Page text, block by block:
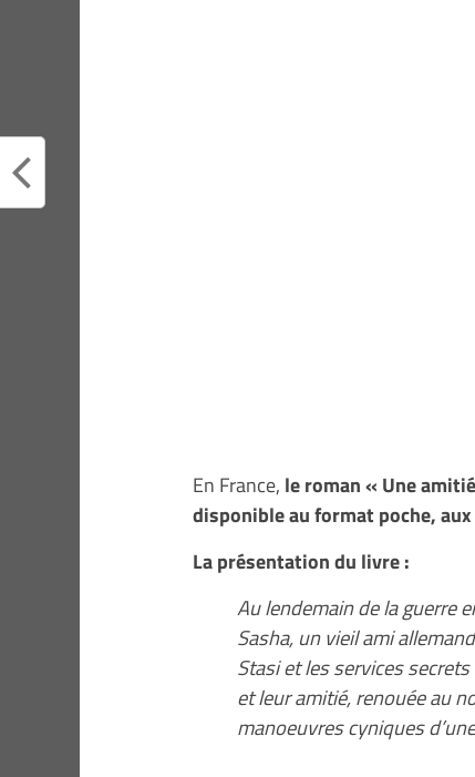
En France, le roman « Une
disponible au format poche,
La présentation du livre :
Au lendemain de la guerre
Sasha, un vieil ami
Stasi et les services
et leur amitié, renouée au
manoeuvres cyniques